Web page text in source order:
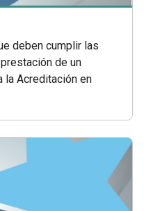
deben cumplir las
de un
la Acreditación en